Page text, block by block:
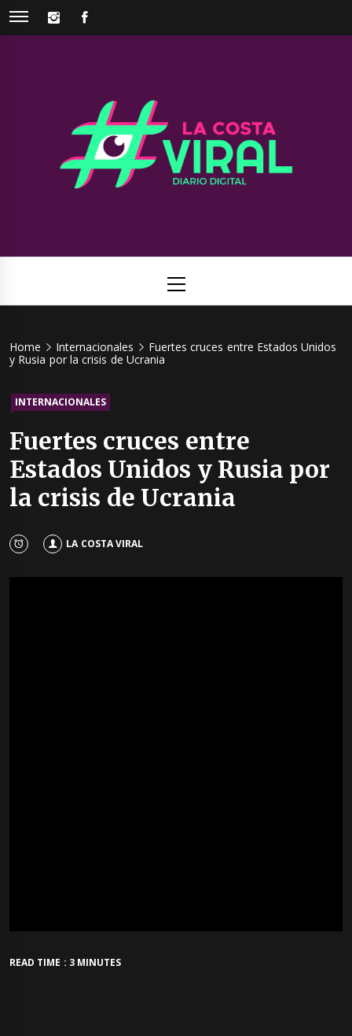
Skip
INSTAGRAM
Viral
Menu
Home Internacionales
Fuertes cruces entre Estados Unidos
y Rusia por la crisis de Ucrania
INTERNACIONALES
Fuertes cruces entre
Estados Unidos y Rusia por
la crisis de Ucrania
LA COSTA VIRAL
READ TIME : 3 MINUTES